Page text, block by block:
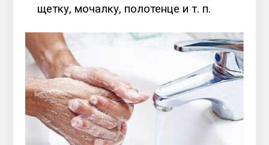
щетку, мочалку, полотенце и т. п.